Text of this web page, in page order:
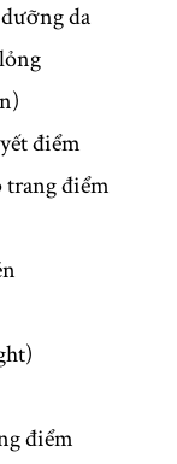
da
điểm
điểm
điểm